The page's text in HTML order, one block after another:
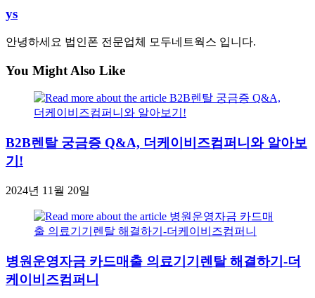
ys
안녕하세요 법인폰 전문업체 모두네트웍스 입니다.
You Might Also Like
B2B렌탈 궁금증 Q&A, 더케이비즈컴퍼니와 알아보
기!
2024년 11월 20일
병원운영자금 카드매출 의료기기렌탈 해결하기-더
케이비즈컴퍼니